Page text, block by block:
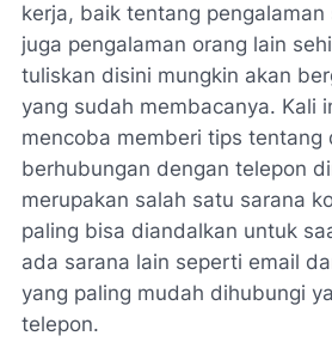
kerja, baik tentang
juga pengalaman orang lain
tuliskan disini mungkin akan
yang sudah membacanya. Kali
mencoba memberi tips tentang
berhubungan dengan telepon
merupakan salah satu sarana
paling bisa diandalkan untuk
ada sarana lain seperti email
yang paling mudah dihubungi
telepon.